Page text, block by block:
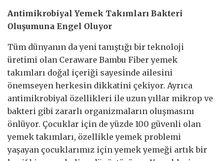
Antimikrobiyal Yemek Takımları Bakteri
Oluşumuna Engel Oluyor
Tüm dünyanın da yeni tanıştığı bir teknoloji
üretimi olan Ceraware Bambu Fiber yemek
takımları doğal içeriği sayesinde ailesini
önemseyen herkesin dikkatini çekiyor. Ayrıca
antimikrobiyal özellikleri ile uzun yıllar mikrop ve
bakteri gibi zararlı organizmaların oluşmasını
önlüyor. Çocuklar için de yüzde 100 güvenli olan
yemek takımları, özellikle yemek problemi
yaşayan çocuklarımız için yemek yemeği artık bir